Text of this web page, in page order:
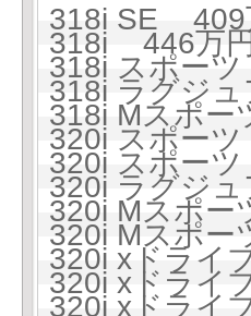
318i SE 409
318i 446万
318i スポー
318i ラグジ
318i Mスポ
320i スポー
320i スポー
320i ラグジ
320i Mスポ
320i Mスポ
320i xドライ
320i xドライ
320i xドライ